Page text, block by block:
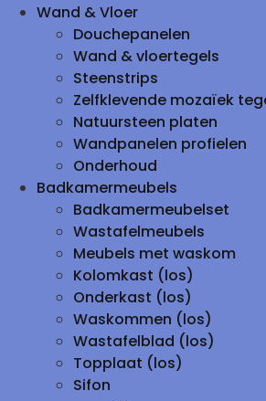
Wand & Vloer
Douchepanelen
Wand & vloertegels
Steenstrips
Zelfklevende mozaïek
Natuursteen platen
Wandpanelen profielen
Onderhoud
Badkamermeubels
Badkamermeubelset
Wastafelmeubels
Meubels met waskom
Kolomkast (los)
Onderkast (los)
Waskommen (los)
Wastafelblad (los)
Topplaat (los)
Sifon